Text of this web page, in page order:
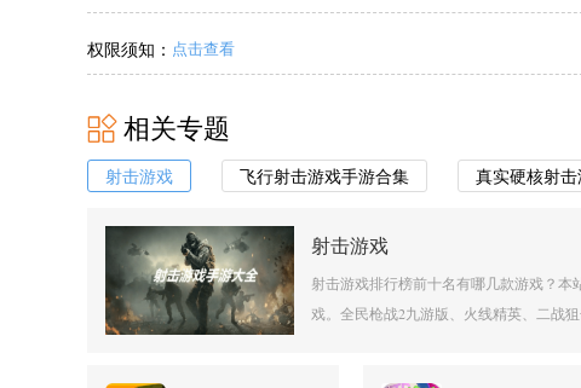
权限须知： 点击查看
相关专题
射击游戏 飞行射击游戏手游合集 真实硬核射
射击游戏
射击游戏排行榜前十名有哪几款游戏？
戏。全民枪战2九游版、火线精英、二战